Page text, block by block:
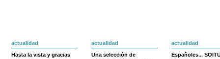
actualidad
Hasta la vista y gracias
actualidad
Una selección de
actualidad
Españoles...